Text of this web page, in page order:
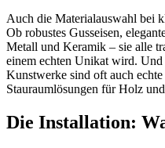
Auch die Materialauswahl bei
Ob robustes Gusseisen,
Metall und Keramik – sie alle
einem echten Unikat wird. Und
Kunstwerke sind oft auch
Stauraumlösungen für Holz und
Die Installation: